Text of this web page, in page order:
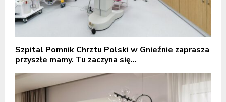
Szpital Pomnik Chrztu Polski w Gnieźnie zaprasza
przyszłe mamy. Tu zaczyna się...